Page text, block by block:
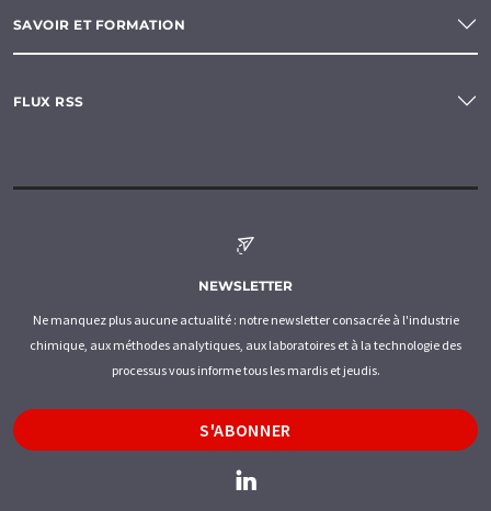
SAVOIR ET FORMATION
FLUX RSS
NEWSLETTER
Ne manquez plus aucune actualité : notre newsletter consacrée à l'industrie
chimique, aux méthodes analytiques, aux laboratoires et à la technologie des
processus vous informe tous les mardis et jeudis.
S'ABONNER